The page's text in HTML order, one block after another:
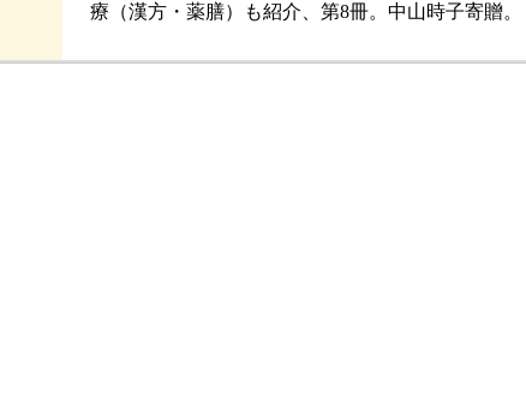
療（漢方・薬膳）も紹介、第8冊。中山時子寄贈。